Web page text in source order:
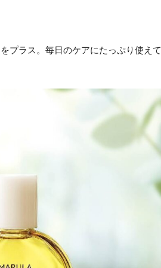
プラス。毎日のケアにたっぷり使えて